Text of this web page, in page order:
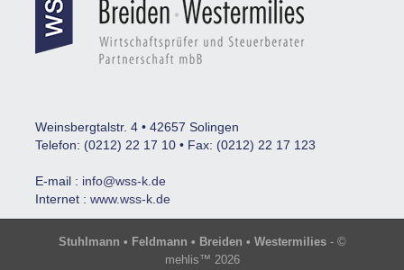
Weinsbergtalstr. 4 • 42657 Solingen
Telefon: (0212) 22 17 10 • Fax: (0212) 22 17 123
E-mail : info@wss-k.de
Internet : www.wss-k.de
Stuhlmann • Feldmann • Breiden • Westermilies- ©
mehlis™ 2026